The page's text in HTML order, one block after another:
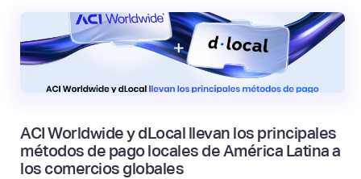
ACI Worldwide y dLocal llevan los principales
métodos de pago locales de América Latina a
los comercios globales